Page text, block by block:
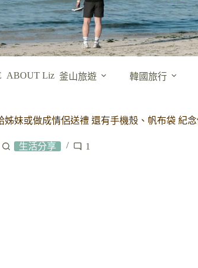
ABOUT Liz 釜山旅遊 韓國旅行
姊妹或做成情侶送禮 還有手機殼、帆布袋 紀
生活分享 1